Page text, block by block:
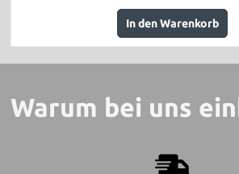
In den Warenkorb
Warum bei uns